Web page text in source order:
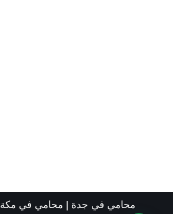
محامي في جدة | محامي في مكة